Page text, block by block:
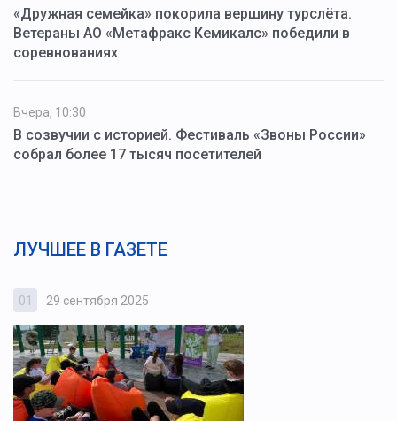
«Дружная семейка» покорила вершину турслёта.
Ветераны АО «Метафракс Кемикалс» победили в
соревнованиях
Вчера, 10:30
В созвучии с историей. Фестиваль «Звоны России»
собрал более 17 тысяч посетителей
ЛУЧШЕЕ В ГАЗЕТЕ
01 29 сентября 2025